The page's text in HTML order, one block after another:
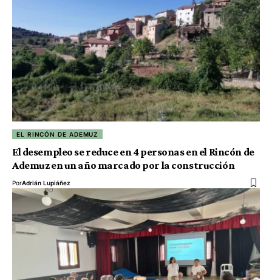
EL RINCÓN DE ADEMUZ
El desempleo se reduce en 4 personas en el Rincón de
Ademuz en un año marcado por la construcción
PorAdrián Lupiáñez